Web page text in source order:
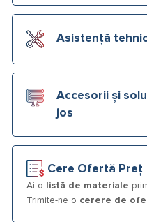
Asistență
Accesorii și
jos
Cere Ofertă Preț
Ai o listă de materiale
Trimite-ne o cerere de